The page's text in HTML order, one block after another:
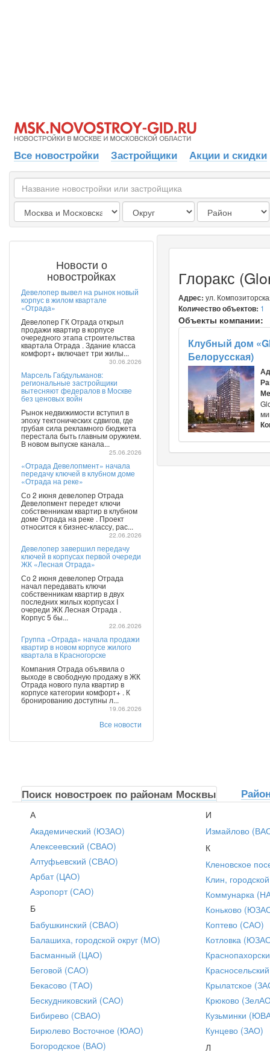
Все новостройки Застройщики Акции и скидки
Новости о
новостройках
Девелопер вывел на рынок новый
корпус в жилом квартале
«Отрада»
Девелопер ГК Отрада открыл
продажи квартир в корпусе
очередного этапа строительства
квартала Отрада . Здание класса
комфорт+ включает три жилы...
30.06.2026
Марсель Габдульманов:
региональные застройщики
вытесняют федералов в Москве
без ценовых войн
Рынок недвижимости вступил в
эпоху тектонических сдвигов, где
грубая сила рекламного бюджета
перестала быть главным оружием.
В новом выпуске канала...
25.06.2026
«Отрада Девелопмент» начала
передачу ключей в клубном доме
«Отрада на реке»
Со 2 июня девелопер Отрада
Девелопмент передет ключи
собственникам квартир в клубном
доме Отрада на реке . Проект
относится к бизнес-классу, рас...
22.06.2026
Девелопер завершил передачу
ключей в корпусах первой очереди
ЖК «Лесная Отрада»
Со 2 июня девелопер Отрада
начал передавать ключи
собственникам квартир в двух
последних жилых корпусах I
очереди ЖК Лесная Отрада .
Корпус 5 бы...
22.06.2026
Группа «Отрада» начала продажи
квартир в новом корпусе жилого
квартала в Красногорске
Компания Отрада объявила о
выходе в свободную продажу в ЖК
Отрада нового пула квартир в
корпусе категории комфорт+ . К
бронированию доступны л...
19.06.2026
Все новости
Глоракс
Адрес: ул.
Количество объектов: 1
Объекты компании:
Клубный дом
Белорусская)
Поиск новостроек по районам Москвы
А
Академический (ЮЗАО)
Алексеевский (СВАО)
Алтуфьевский (СВАО)
Арбат (ЦАО)
Аэропорт (САО)
Б
Бабушкинский (СВАО)
Балашиха, городской округ (МО)
Басманный (ЦАО)
Беговой (САО)
Бекасово (ТАО)
Бескудниковский (САО)
Бибирево (СВАО)
Бирюлево Восточное (ЮАО)
Богородское (ВАО)
И
Измайлово
К
Кленовское
Клин,
Коммунарка
Коньково
Коптево (САО)
Котловка
Крылатское
Крюково
Кузьминки
Кунцево (ЗАО)
Л